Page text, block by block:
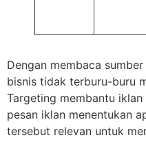
Dengan membaca
bisnis tidak terburu-buru
Targeting membantu
pesan iklan menentukan
tersebut relevan untuk